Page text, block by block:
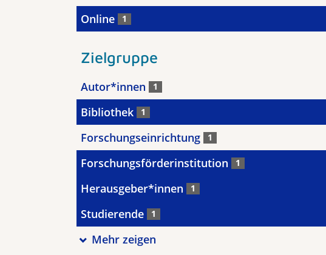
Online 1
Zielgruppe
Autor*innen 1
Bibliothek 1
Forschungseinrichtung 1
Forschungsförderinstitution 1
Herausgeber*innen 1
Studierende 1
Mehr zeigen